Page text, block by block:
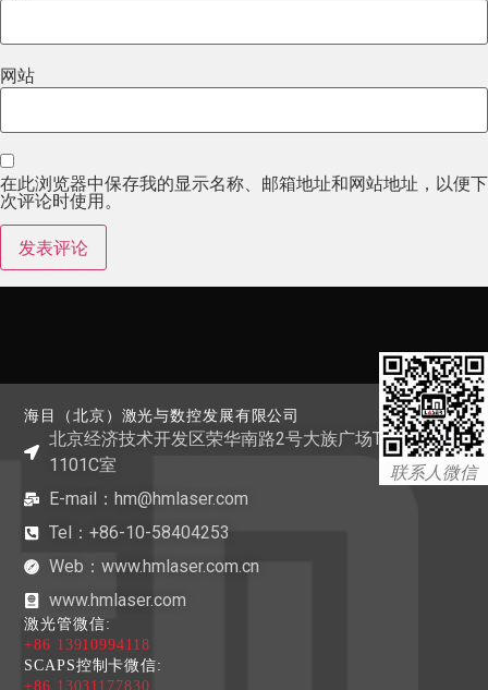
网站
在此浏览器中保存我的显示名称、邮箱地址和网站地址，以便下
次评论时使用。
联系人微信
海目（北京）激光与数控发展有限公司
北京经济技术开发区荣华南路2号大族广场T1栋
1101C室
E-mail：hm@hmlaser.com
Tel：+86-10-58404253
Web：www.hmlaser.com.cn
www.hmlaser.com
激光管微信:
+86 13910994118
SCAPS控制卡微信:
+86 13031177830